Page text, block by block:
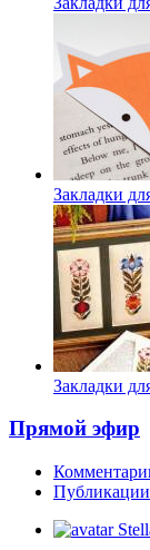
Закладки
Закладки
Прямой эфир
Публикации